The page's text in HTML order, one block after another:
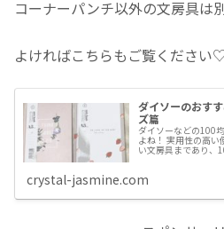
コーナーパンチ以外の文房具は
よければこちらもご覧ください
ダイソーのおす
ズ篇
ダイソーなどの100
よね！ 実用性の高
い文房具まであり、
ん買ってしまいそう
crystal-jasmine.com